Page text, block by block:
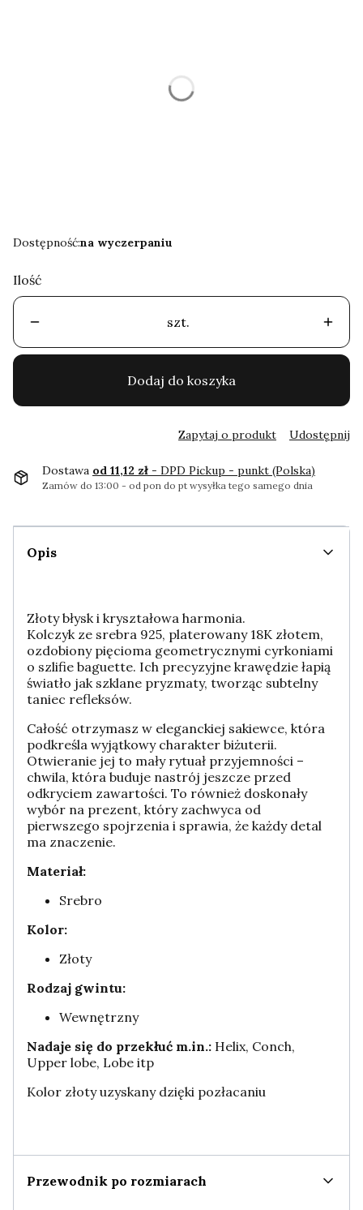
Dostępność:na wyczerpaniu
Ilość
szt.
Dodaj do koszyka
Zapytaj o produkt Udostępnij
Dostawa od 11,12 zł - DPD Pickup - punkt (Polska)
Zamów do 13:00 - od pon do pt wysyłka tego samego dnia
Opis
Złoty błysk i kryształowa harmonia.
Kolczyk ze srebra 925, platerowany 18K złotem,
ozdobiony pięcioma geometrycznymi cyrkoniami
o szlifie baguette. Ich precyzyjne krawędzie łapią
światło jak szklane pryzmaty, tworząc subtelny
taniec refleksów.
Całość otrzymasz w eleganckiej sakiewce, która
podkreśla wyjątkowy charakter biżuterii.
Otwieranie jej to mały rytuał przyjemności –
chwila, która buduje nastrój jeszcze przed
odkryciem zawartości. To również doskonały
wybór na prezent, który zachwyca od
pierwszego spojrzenia i sprawia, że każdy detal
ma znaczenie.
Materiał:
Srebro
Kolor:
Złoty
Rodzaj gwintu:
Wewnętrzny
Nadaje się do przekłuć m.in.: Helix, Conch,
Upper lobe, Lobe itp
Kolor złoty uzyskany dzięki pozłacaniu
Przewodnik po rozmiarach